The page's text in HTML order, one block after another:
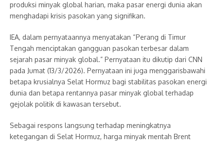
produksi minyak global harian, maka pasar energi dunia akan
menghadapi krisis pasokan yang signifikan.
IEA, dalam pernyataannya menyatakan “Perang di Timur
Tengah menciptakan gangguan pasokan terbesar dalam
sejarah pasar minyak global.” Pernyataan itu dikutip dari CNN
pada Jumat (13/3/2026). Pernyataan ini juga menggarisbawahi
betapa krusialnya Selat Hormuz bagi stabilitas pasokan energi
dunia dan betapa rentannya pasar minyak global terhadap
gejolak politik di kawasan tersebut.
Sebagai respons langsung terhadap meningkatnya
ketegangan di Selat Hormuz, harga minyak mentah Brent